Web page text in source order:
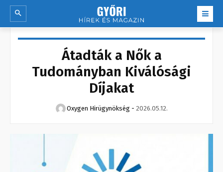
Átadták a Nők a
Tudományban Kiválósági
Díjakat
Oxygen Hirügynökség - 2026.05.12.